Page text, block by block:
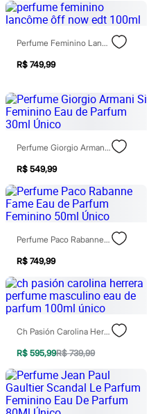
Perfume Feminino Lancôme Ôff Now Edt 100ml
R$ 749,99
Perfume Giorgio Armani Si Feminino Eau De Parfum 30ml Único
R$ 549,99
Perfume Paco Rabanne Fame Eau De Parfum Feminino 50ml Único
R$ 749,99
Ch Pasión Carolina Herrera Perfume Masculino Eau De Parfum 100ml Único
R$ 595,99R$ 739,99